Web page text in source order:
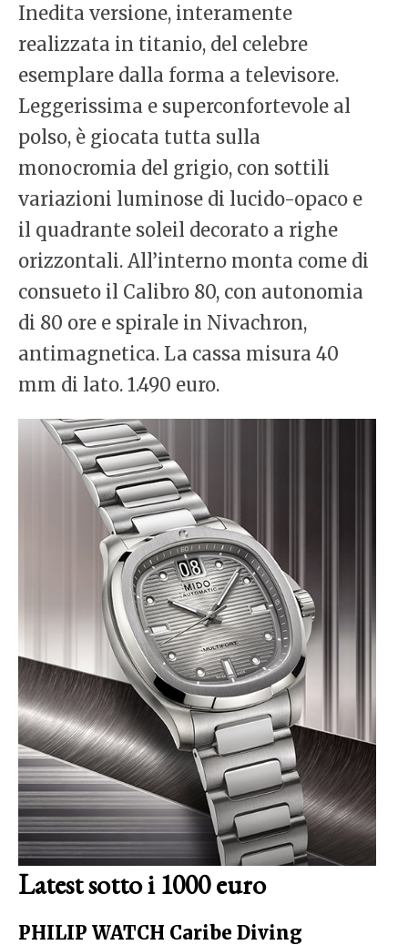
Inedita versione, interamente
realizzata in titanio, del celebre
esemplare dalla forma a televisore.
Leggerissima e superconfortevole al
polso, è giocata tutta sulla
monocromia del grigio, con sottili
variazioni luminose di lucido-opaco e
il quadrante soleil decorato a righe
orizzontali. All’interno monta come di
consueto il Calibro 80, con autonomia
di 80 ore e spirale in Nivachron,
antimagnetica. La cassa misura 40
mm di lato. 1.490 euro.
Latest sotto i 1000 euro
PHILIP WATCH Caribe Diving